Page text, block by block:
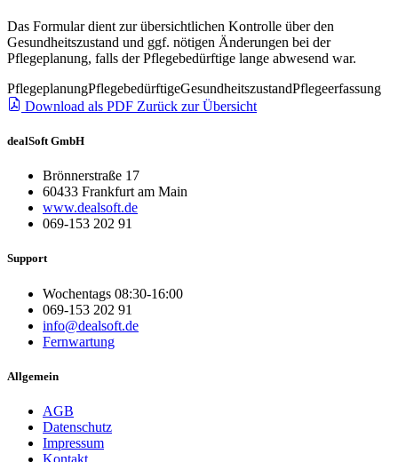
Das Formular dient zur übersichtlichen Kontrolle über den
Gesundheitszustand und ggf. nötigen Änderungen bei der
Pflegeplanung, falls der Pflegebedürftige lange abwesend war.
PflegeplanungPflegebedürftigeGesundheitszustandPflegeerfassung
Download als PDF Zurück zur Übersicht
dealSoft GmbH
Brönnerstraße 17
60433 Frankfurt am Main
www.dealsoft.de
069-153 202 91
Support
Wochentags 08:30-16:00
069-153 202 91
info@dealsoft.de
Fernwartung
Allgemein
AGB
Datenschutz
Impressum
Kontakt